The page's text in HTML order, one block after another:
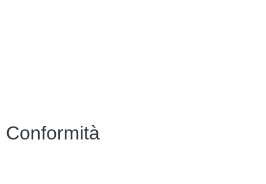
Conformità